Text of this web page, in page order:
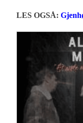
LES OGSÅ: